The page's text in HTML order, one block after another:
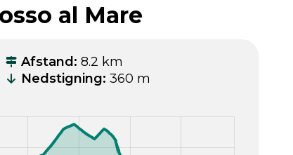
al Mare
Afstand: 8.2 km
Nedstigning: 360 m